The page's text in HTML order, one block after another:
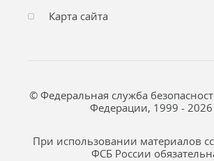
Карта сайта
© Федеральная служба
Федерации, 1999 - 2026
При использовании материалов
ФСБ России